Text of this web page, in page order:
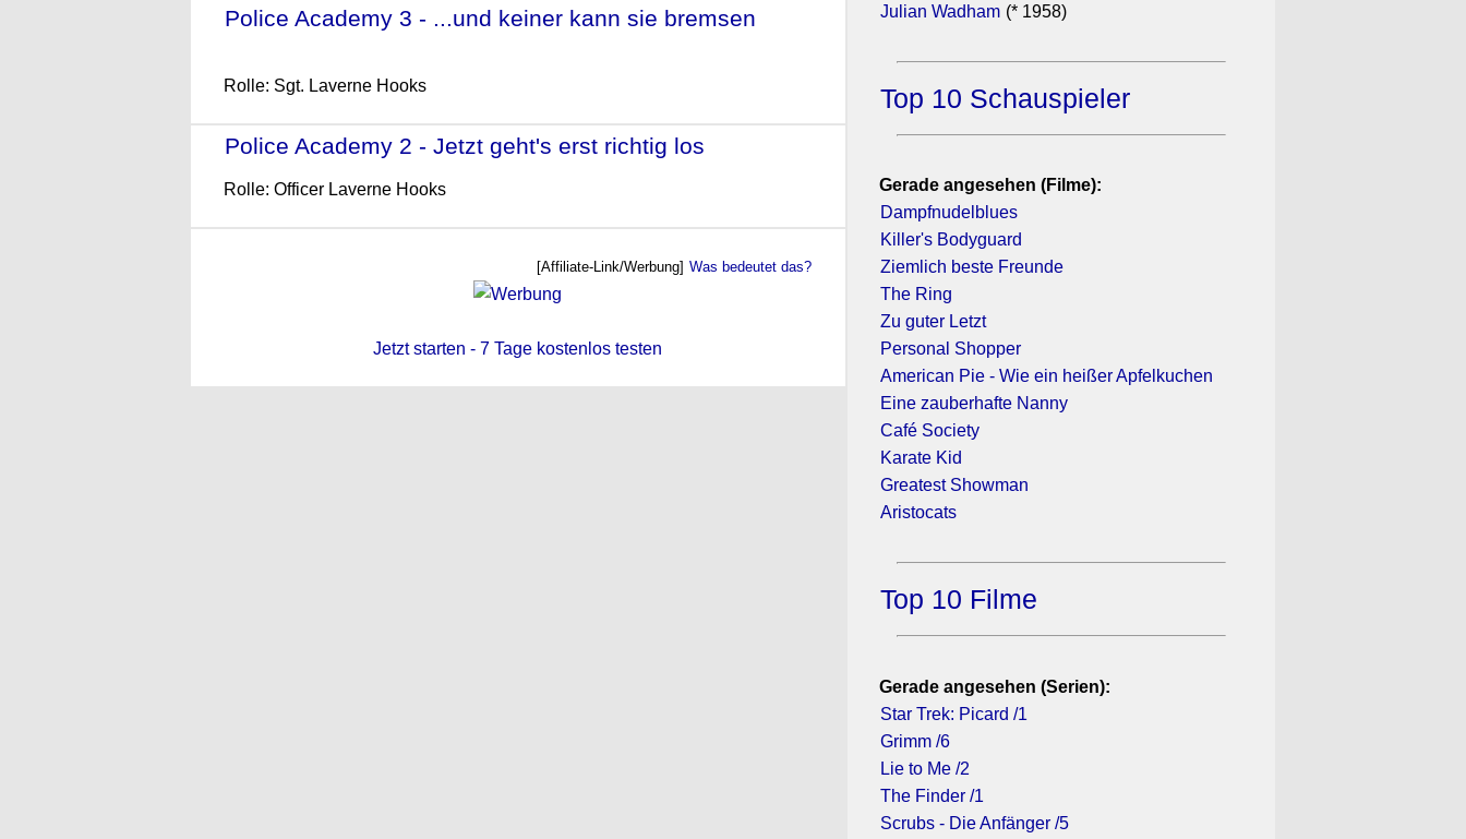
Police Academy 3 - ...und keiner kann sie bremsen
Rolle: Sgt. Laverne Hooks
Police Academy 2 - Jetzt geht's erst richtig los
Rolle: Officer Laverne Hooks
[Affiliate-Link/Werbung] Was bedeutet das?
Jetzt starten - 7 Tage kostenlos testen
Julian Wadham (* 1958)
Top 10 Schauspieler
Gerade angesehen (Filme):
Dampfnudelblues
Killer's Bodyguard
Ziemlich beste Freunde
The Ring
Zu guter Letzt
Personal Shopper
American Pie - Wie ein heißer Apfelkuchen
Eine zauberhafte Nanny
Café Society
Karate Kid
Greatest Showman
Aristocats
Top 10 Filme
Gerade angesehen (Serien):
Star Trek: Picard /1
Grimm /6
Lie to Me /2
The Finder /1
Scrubs - Die Anfänger /5